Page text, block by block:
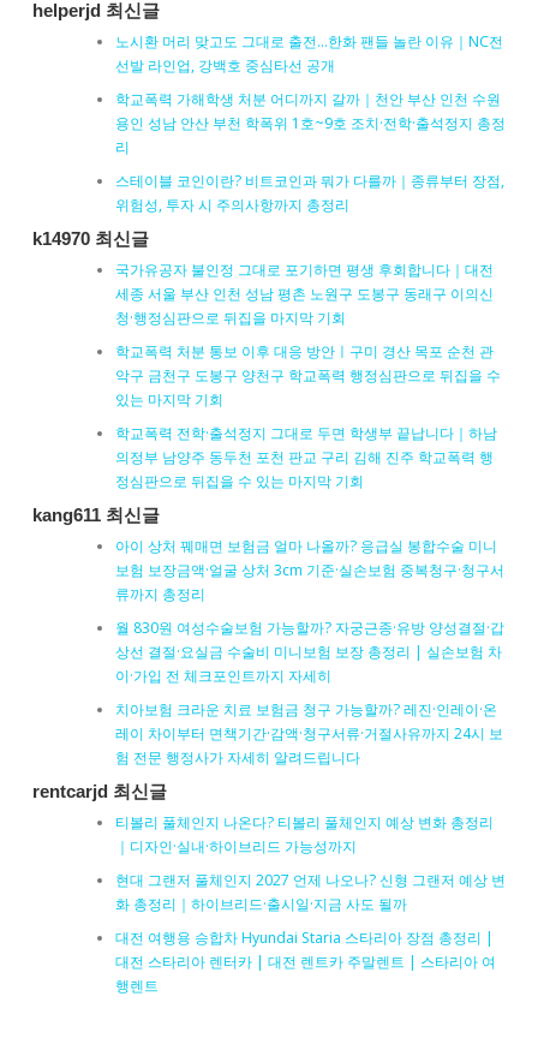
helperjd 최신글
노시환 머리 맞고도 그대로 출전…한화 팬들 놀란 이유｜NC전
선발 라인업, 강백호 중심타선 공개
학교폭력 가해학생 처분 어디까지 갈까｜천안 부산 인천 수원
용인 성남 안산 부천 학폭위 1호~9호 조치·전학·출석정지 총정
리
스테이블 코인이란? 비트코인과 뭐가 다를까｜종류부터 장점,
위험성, 투자 시 주의사항까지 총정리
k14970 최신글
국가유공자 불인정 그대로 포기하면 평생 후회합니다｜대전
세종 서울 부산 인천 성남 평촌 노원구 도봉구 동래구 이의신
청·행정심판으로 뒤집을 마지막 기회
학교폭력 처분 통보 이후 대응 방안ㅣ구미 경산 목포 순천 관
악구 금천구 도봉구 양천구 학교폭력 행정심판으로 뒤집을 수
있는 마지막 기회
학교폭력 전학·출석정지 그대로 두면 학생부 끝납니다｜하남
의정부 남양주 동두천 포천 판교 구리 김해 진주 학교폭력 행
정심판으로 뒤집을 수 있는 마지막 기회
kang611 최신글
아이 상처 꿰매면 보험금 얼마 나올까? 응급실 봉합수술 미니
보험 보장금액·얼굴 상처 3cm 기준·실손보험 중복청구·청구서
류까지 총정리
월 830원 여성수술보험 가능할까? 자궁근종·유방 양성결절·갑
상선 결절·요실금 수술비 미니보험 보장 총정리 | 실손보험 차
이·가입 전 체크포인트까지 자세히
치아보험 크라운 치료 보험금 청구 가능할까? 레진·인레이·온
레이 차이부터 면책기간·감액·청구서류·거절사유까지 24시 보
험 전문 행정사가 자세히 알려드립니다
rentcarjd 최신글
티볼리 풀체인지 나온다? 티볼리 풀체인지 예상 변화 총정리
｜디자인·실내·하이브리드 가능성까지
현대 그랜저 풀체인지 2027 언제 나오나? 신형 그랜저 예상 변
화 총정리｜하이브리드·출시일·지금 사도 될까
대전 여행용 승합차 Hyundai Staria 스타리아 장점 총정리 |
대전 스타리아 렌터카 | 대전 렌트카 주말렌트 | 스타리아 여
행렌트